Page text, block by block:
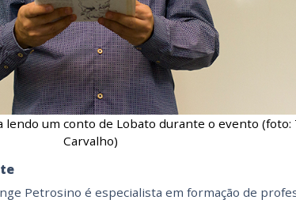
lendo um conto de Lobato durante o evento (foto:
Carvalho)
Petrosino é especialista em formação de